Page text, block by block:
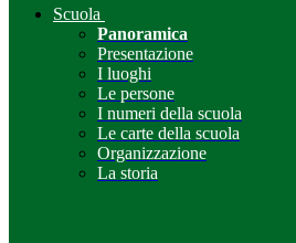
Scuola
Panoramica
Presentazione
I luoghi
Le persone
I numeri della scuola
Le carte della scuola
Organizzazione
La storia